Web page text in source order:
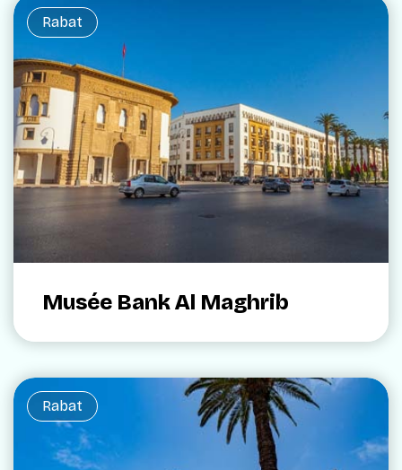
Rabat
Musée Bank Al Maghrib
Rabat